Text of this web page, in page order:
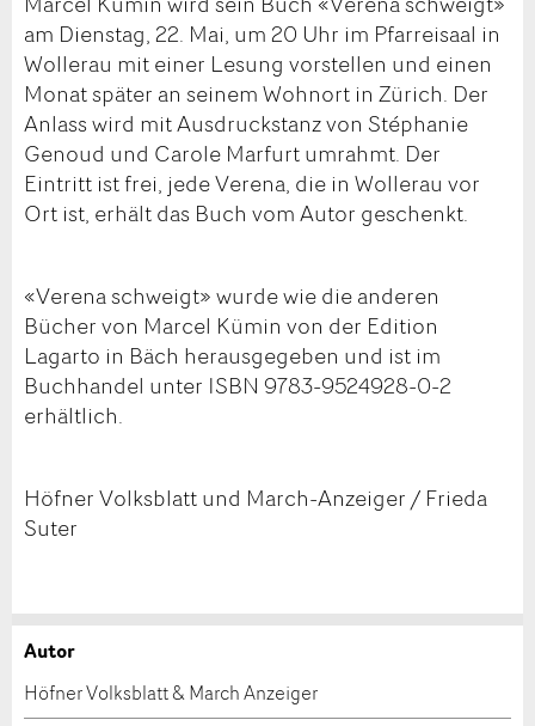
am Dienstag, 22. Mai, um 20 Uhr im Pfarreisaal in
Wollerau mit einer Lesung vorstellen und einen
Monat später an seinem Wohnort in Zürich. Der
Anlass wird mitAusdruckstanz von Stéphanie
Genoud und Carole Marfurtumrahmt. Der
Eintritt ist frei, jede Verena, die in Wollerau vor
Ort ist, erhält das Buch vom Autor geschenkt.
«Verena schweigt» wurde wie die anderen
Bücher von Marcel Kümin von der Edition
Lagarto in Bäch herausgegeben und ist im
Buchhandel unter ISBN 9783-9524928-0-2
erhältlich.
Höfner Volksblatt und March-Anzeiger / Frieda
Suter
Anzeige beanstanden
Anzeige weiterempfehlen
Autor
Höfner Volksblatt & March Anzeiger